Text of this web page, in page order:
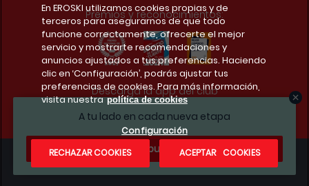
A tu lado en cada nueva etapa
¿Te apuntas?
Premios y reconocimientos:
Descarga la app del club
Condiciones legales
En EROSKI utilizamos cookies propias y de
terceros para asegurarnos de que todo
funcione correctamente, ofrecerte el mejor
servicio y mostrarte recomendaciones y
anuncios ajustados a tus preferencias. Haciendo
clic en ‘Configuración’, podrás ajustar tus
preferencias de cookies. Para más información,
visita nuestra política de cookies
Configuración
RECHAZAR COOKIES
ACEPTAR COOKIES